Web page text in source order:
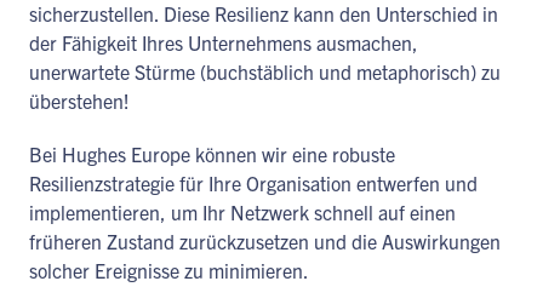
sicherzustellen. Diese Resilienz kann den Unterschied in
der Fähigkeit Ihres Unternehmens ausmachen,
unerwartete Stürme (buchstäblich und metaphorisch) zu
überstehen!
Bei Hughes Europe können wir eine robuste
Resilienzstrategie für Ihre Organisation entwerfen und
implementieren, um Ihr Netzwerk schnell auf einen
früheren Zustand zurückzusetzen und die Auswirkungen
solcher Ereignisse zu minimieren.